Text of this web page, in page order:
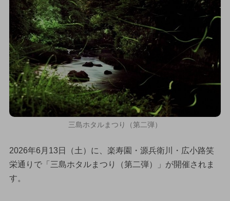
三島ホタルまつり（第二弾）
2026年6月13日（土）に、楽寿園・源兵衛川・広小路笑
栄通りで「三島ホタルまつり（第二弾）」が開催されま
す。